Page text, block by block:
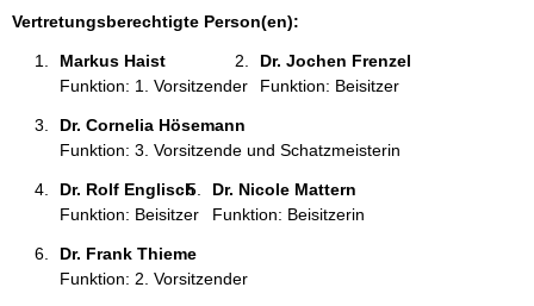
e
Vertretungsberechtigte Person(en):
Markus Haist
Funktion: 1. Vorsitzender
Dr. Jochen Frenzel
Funktion: Beisitzer
Dr. Cornelia Hösemann
Funktion: 3. Vorsitzende und Schatzmeisterin
Dr. Rolf Englisch
Funktion: Beisitzer
Dr. Nicole Mattern
Funktion: Beisitzerin
Dr. Frank Thieme
Funktion: 2. Vorsitzender